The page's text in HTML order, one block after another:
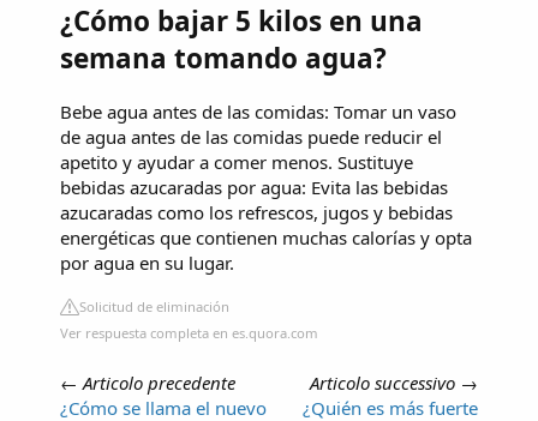
¿Cómo bajar 5 kilos en una
semana tomando agua?
Bebe agua antes de las comidas: Tomar un vaso
de agua antes de las comidas puede reducir el
apetito y ayudar a comer menos. Sustituye
bebidas azucaradas por agua: Evita las bebidas
azucaradas como los refrescos, jugos y bebidas
energéticas que contienen muchas calorías y opta
por agua en su lugar.
Solicitud de eliminación
Ver respuesta completa en es.quora.com
← Articolo precedente
¿Cómo se llama el nuevo
Articolo successivo →
¿Quién es más fuerte